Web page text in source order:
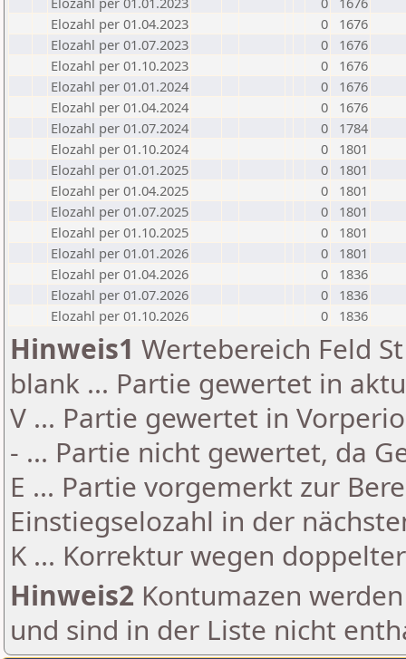
Elozahl per 01.04.2023
0
1676
Elozahl per 01.07.2023
0
1676
Elozahl per 01.10.2023
0
1676
Elozahl per 01.01.2024
0
1676
Elozahl per 01.04.2024
0
1676
Elozahl per 01.07.2024
0
1784
Elozahl per 01.10.2024
0
1801
Elozahl per 01.01.2025
0
1801
Elozahl per 01.04.2025
0
1801
Elozahl per 01.07.2025
0
1801
Elozahl per 01.10.2025
0
1801
Elozahl per 01.01.2026
0
1801
Elozahl per 01.04.2026
0
1836
Elozahl per 01.07.2026
0
1836
Elozahl per 01.10.2026
0 1836
Hinweis1 Wertebereich Feld
blank ... Partie gewertet in
V ... Partie gewertet in
- ... Partie nicht gewertet, da
E ... Partie vorgemerkt zur
Einstiegselozahl in der
K ... Korrektur wegen
Hinweis2 Kontumazen
und sind in der Liste nicht